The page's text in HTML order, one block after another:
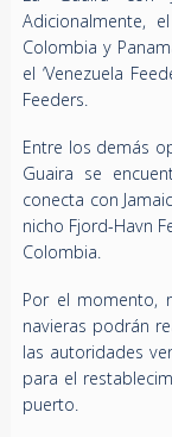
Adicionalmente,
Colombia y
el ‘Venezuela
Feeders.
Entre los demás
Guaira se
conecta con
nicho Fjord-Havn
Colombia.
Por el momento,
navieras podrán
las autoridades
para el
puerto.